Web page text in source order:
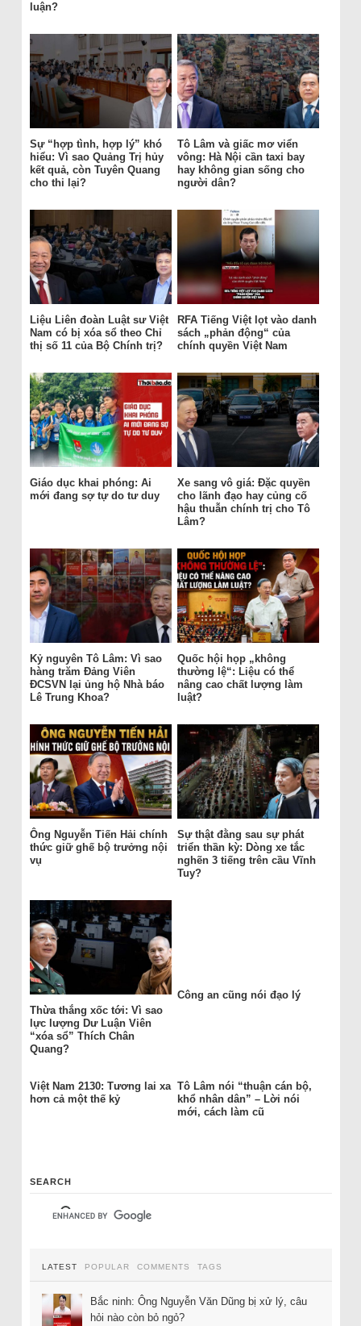
luận?
Sự “hợp tình, hợp lý” khó
hiểu: Vì sao Quảng Trị hủy
kết quả, còn Tuyên Quang
cho thi lại?
Tô Lâm và giấc mơ viển
vông: Hà Nội cần taxi bay
hay không gian sống cho
người dân?
Liệu Liên đoàn Luật sư Việt
Nam có bị xóa sổ theo Chỉ
thị số 11 của Bộ Chính trị?
RFA Tiếng Việt lọt vào danh
sách „phản động“ của
chính quyền Việt Nam
Giáo dục khai phóng: Ai
mới đang sợ tự do tư duy
Xe sang vô giá: Đặc quyền
cho lãnh đạo hay củng cố
hậu thuẫn chính trị cho Tô
Lâm?
Kỷ nguyên Tô Lâm: Vì sao
hàng trăm Đảng Viên
ĐCSVN lại ủng hộ Nhà báo
Lê Trung Khoa?
Quốc hội họp „không
thường lệ“: Liệu có thể
nâng cao chất lượng làm
luật?
Ông Nguyễn Tiến Hải chính
thức giữ ghế bộ trưởng nội
vụ
Sự thật đằng sau sự phát
triển thần kỳ: Dòng xe tắc
nghẽn 3 tiếng trên cầu Vĩnh
Tuy?
Thừa thắng xốc tới: Vì sao
lực lượng Dư Luận Viên
“xóa sổ” Thích Chân
Quang?
Công an cũng nói đạo lý
Việt Nam 2130: Tương lai xa
hơn cả một thế kỷ
Tô Lâm nói “thuận cán bộ,
khổ nhân dân” – Lời nói
mới, cách làm cũ
SEARCH
LATEST POPULAR COMMENTS TAGS
Bắc ninh: Ông Nguyễn Văn Dũng bị xử lý, câu
hỏi nào còn bỏ ngỏ?